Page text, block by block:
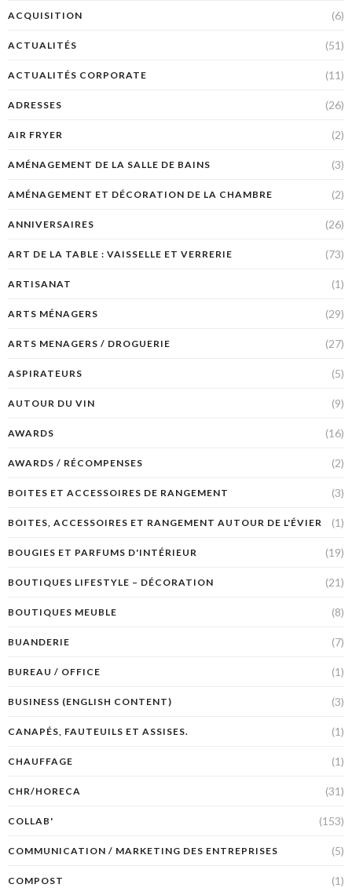
ACQUISITION (6)
ACTUALITÉS (51)
ACTUALITÉS CORPORATE (11)
ADRESSES (26)
AIR FRYER (2)
AMÉNAGEMENT DE LA SALLE DE BAINS (3)
AMÉNAGEMENT ET DÉCORATION DE LA CHAMBRE (2)
ANNIVERSAIRES (26)
ART DE LA TABLE : VAISSELLE ET VERRERIE (73)
ARTISANAT (1)
ARTS MÉNAGERS (29)
ARTS MENAGERS / DROGUERIE (27)
ASPIRATEURS (5)
AUTOUR DU VIN (9)
AWARDS (16)
AWARDS / RÉCOMPENSES (2)
BOITES ET ACCESSOIRES DE RANGEMENT (3)
BOITES, ACCESSOIRES ET RANGEMENT AUTOUR DE L'ÉVIER (1)
BOUGIES ET PARFUMS D'INTÉRIEUR (19)
BOUTIQUES LIFESTYLE – DÉCORATION (21)
BOUTIQUES MEUBLE (8)
BUANDERIE (7)
BUREAU / OFFICE (1)
BUSINESS (ENGLISH CONTENT) (3)
CANAPÉS, FAUTEUILS ET ASSISES. (1)
CHAUFFAGE (1)
CHR/HORECA (31)
COLLAB' (153)
COMMUNICATION / MARKETING DES ENTREPRISES (5)
COMPOST (1)